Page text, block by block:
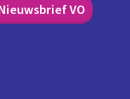
VO